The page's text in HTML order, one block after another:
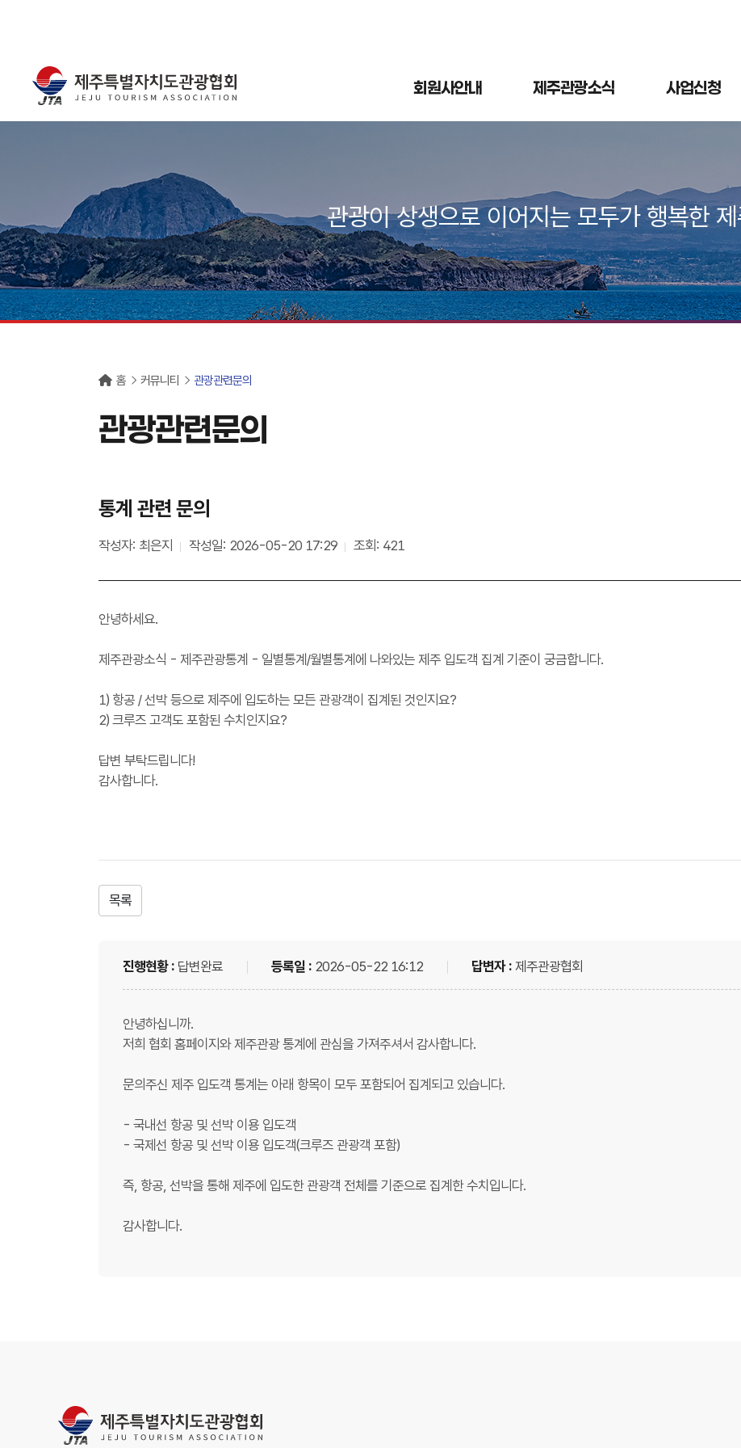
회원사안내 제주관광소식 사업신청
관광이 상생으로 이어지는 모두가 행복한
홈 커뮤니티 관광관련문의
관광관련문의
통계 관련 문의
작성자: 최은지 작성일: 2026-05-20 17:29 조회: 421
안녕하세요.
제주관광소식 - 제주관광통계 - 일별통계/월별통계에 나와있는 제주 입도객 집계 기준이 궁금합니다.
1) 항공 / 선박 등으로 제주에 입도하는 모든 관광객이 집계된 것인지요?
2) 크루즈 고객도 포함된 수치인지요?
답변 부탁드립니다!
감사합니다.
목록
진행현황 : 답변완료 등록일 : 2026-05-22 16:12 답변자 : 제주관광협회
안녕하십니까.
저희 협회 홈페이지와 제주관광 통계에 관심을 가져주셔서 감사합니다.
문의주신 제주 입도객 통계는 아래 항목이 모두 포함되어 집계되고 있습니다.
- 국내선 항공 및 선박 이용 입도객
- 국제선 항공 및 선박 이용 입도객(크루즈 관광객 포함)
즉, 항공, 선박을 통해 제주에 입도한 관광객 전체를 기준으로 집계한 수치입니다.
감사합니다.